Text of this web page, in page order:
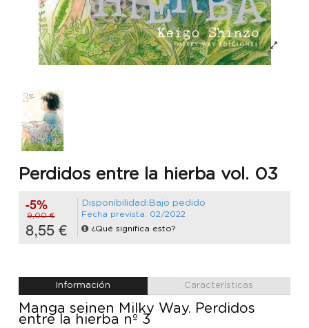
Perdidos entre la hierba vol. 03
-5%
9,00 €
8,55 €
Disponibilidad:Bajo pedido
Fecha prevista: 02/2022
¿Qué significa esto?
Información Características
Manga seinen Milky Way. Perdidos
entre la hierba nº 3